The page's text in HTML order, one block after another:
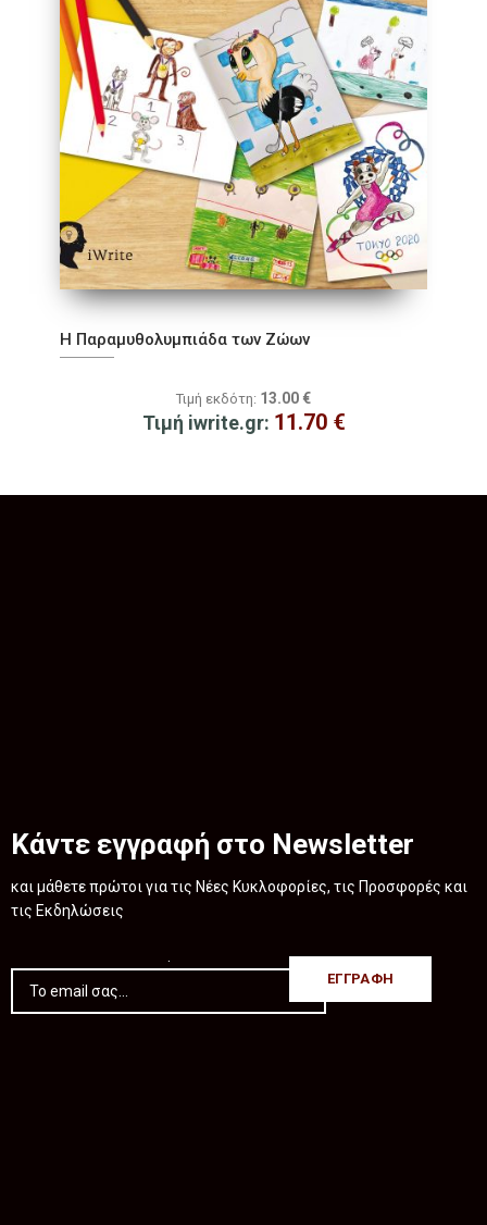
Η Παραμυθολυμπιάδα των Ζώων
Τιμή εκδότη: 13.00 €
Τιμή iwrite.gr: 11.70 €
Κάντε εγγραφή στο Newsletter
και μάθετε πρώτοι για τις Νέες Κυκλοφορίες, τις Προσφορές και
τις Εκδηλώσεις
.